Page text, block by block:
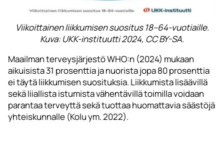
Viikoittainen liikkumisen suositus 18–64-vuotiaille.
Kuva: UKK-instituutti 2024, CC BY-SA.
Maailman terveysjärjestö WHO:n (2024) mukaan
aikuisista 31 prosenttia ja nuorista jopa 80 prosenttia
ei täytä liikkumisen suosituksia. Liikkumista lisäävillä
sekä liiallista istumista vähentävillä toimilla voidaan
parantaa terveyttä sekä tuottaa huomattavia säästöjä
yhteiskunnalle (Kolu ym. 2022).